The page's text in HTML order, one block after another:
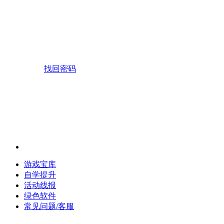
找回密码
游戏宝库
自学提升
活动线报
绿色软件
常见问题/客服